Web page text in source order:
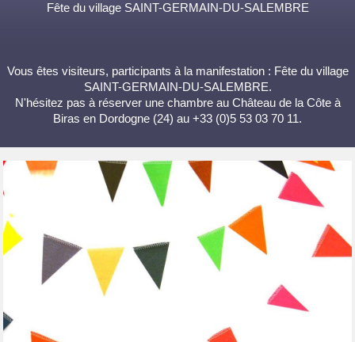
Fête du village SAINT-GERMAIN-DU-SALEMBRE
Vous êtes visiteurs, participants à la manifestation : Fête du village
SAINT-GERMAIN-DU-SALEMBRE.
N'hésitez pas à réserver une chambre au Château de la Côte à
Biras en Dordogne (24) au +33 (0)5 53 03 70 11.